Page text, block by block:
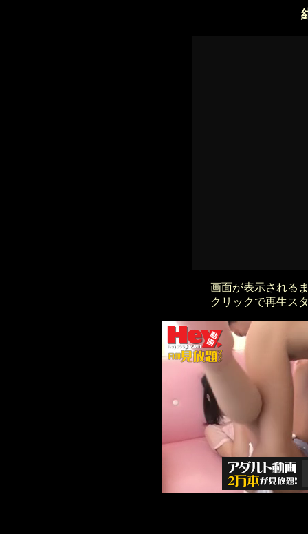
画面が表示される
クリックで再生ス